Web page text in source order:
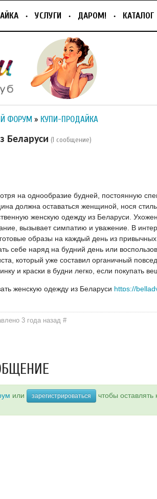
УСЛУГИ ДАРОМ! КАТАЛОГ
ФОРУМ » КУПИ-ПРОДАЙКА
Беларуси (1 сообщение)
на однообразие будней, постоянную
должна оставаться женщиной, нося
женскую одежду из Беларуси.
вызывает симпатию и уважение. В
образы на каждый день из
себе наряд на будний день или
который уже составил органичный
и краски в будни легко, если покупать
женскую одежду из Беларуси https://
3 года назад#
или зарегистрироваться
чтобы